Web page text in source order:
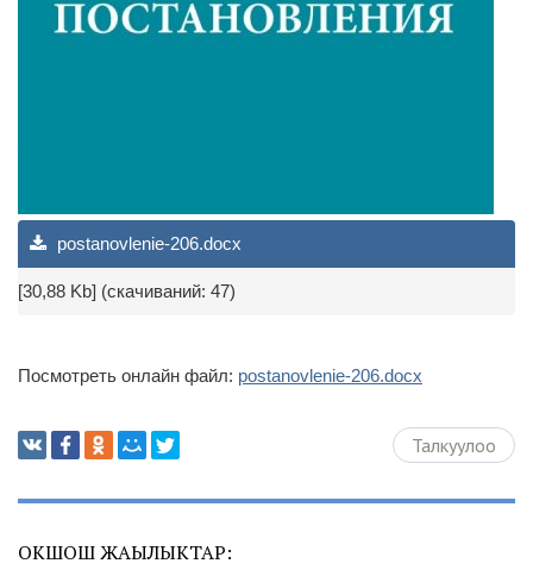
postanovlenie-206.docx
[30,88 Kb] (cкачиваний: 47)
Посмотреть онлайн файл: postanovlenie-206.docx
Талкуулоо
ОКШОШ ЖАҢЫЛЫКТАР: